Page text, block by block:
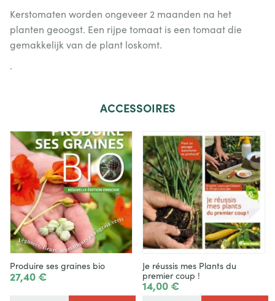
Kerstomaten worden ongeveer 2 maanden na het
planten geoogst. Een rijpe tomaat is een tomaat die
gemakkelijk van de plant loskomt.
.
ACCESSOIRES
Produire ses graines bio
27,40 €
Je réussis mes Plants du
premier coup !
14,00 €